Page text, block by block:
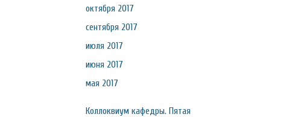
октября 2017
сентября 2017
июля 2017
июня 2017
мая 2017
Коллоквиум кафедры. Пятая